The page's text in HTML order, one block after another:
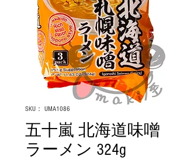
SKU： UMA1086
五十嵐 北海道味噌
ラーメン 324g